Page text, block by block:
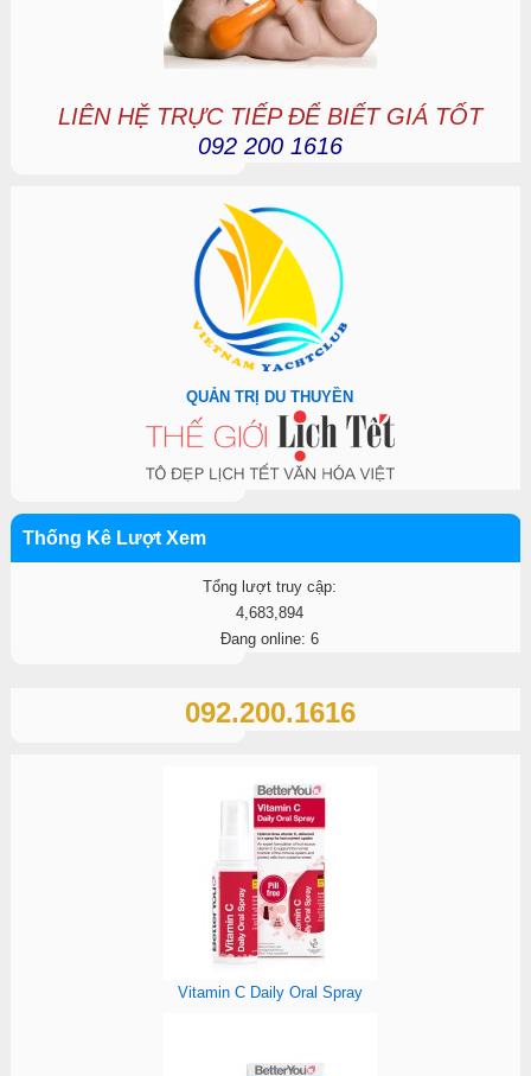
LIÊN HỆ TRỰC TIẾP ĐỂ BIẾT GIÁ TỐT
092 200 1616
QUẢN TRỊ DU THUYỀN
Thống Kê Lượt Xem
Tổng lượt truy cập:
4,683,894
Đang online: 6
092.200.1616
Vitamin C Daily Oral Spray